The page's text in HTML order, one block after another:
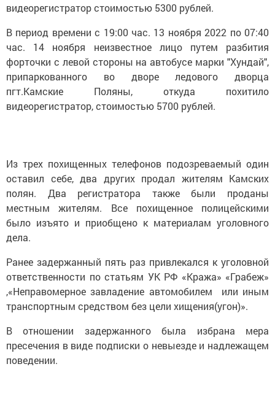
видеорегистратор стоимостью 5300 рублей.
В период времени с 19:00 час. 13 ноября 2022 по 07:40
час. 14 ноября неизвестное лицо путем разбития
форточки с левой стороны на автобусе марки "Хундай",
припаркованного во дворе ледового дворца
пгт.Камские Поляны, откуда похитило
видеорегистратор, стоимостью 5700 рублей.
Из трех похищенных телефонов подозреваемый один
оставил себе, два других продал жителям Камских
полян. Два регистратора также были проданы
местным жителям. Все похищенное полицейскими
было изъято и приобщено к материалам уголовного
дела.
Ранее задержанный пять раз привлекался к уголовной
ответственности по статьям УК РФ «Кража» «Грабеж»
,«Неправомерное завладение автомобилем или иным
транспортным средством без цели хищения(угон)».
В отношении задержанного была избрана мера
пресечения в виде подписки о невыезде и надлежащем
поведении.